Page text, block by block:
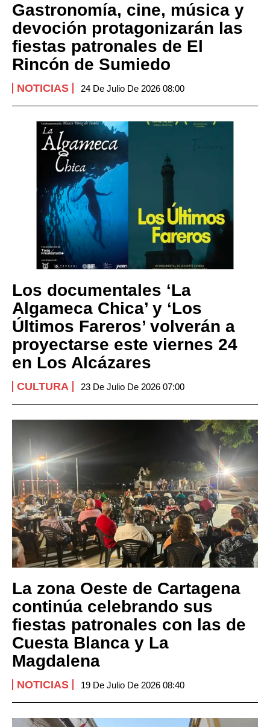
Gastronomía, cine, música y
devoción protagonizarán las
fiestas patronales de El
Rincón de Sumiedo
NOTICIAS 24 De Julio De 2026 08:00
Los documentales ‘La
Algameca Chica’ y ‘Los
Últimos Fareros’ volverán a
proyectarse este viernes 24
en Los Alcázares
CULTURA 23 De Julio De 2026 07:00
La zona Oeste de Cartagena
continúa celebrando sus
fiestas patronales con las de
Cuesta Blanca y La
Magdalena
NOTICIAS 19 De Julio De 2026 08:40